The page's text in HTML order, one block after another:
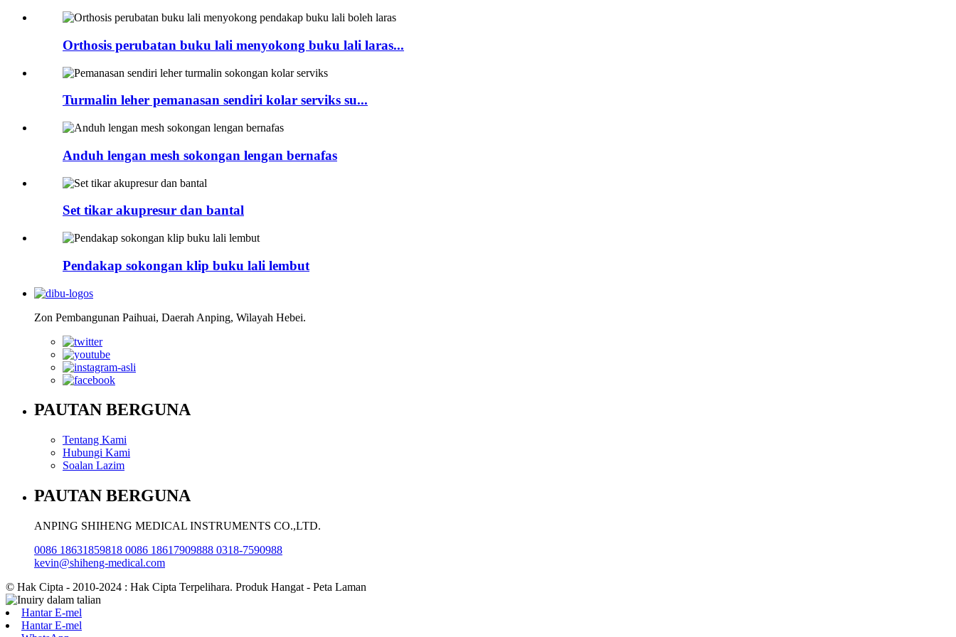
Orthosis perubatan buku lali menyokong buku lali laras...
Turmalin leher pemanasan sendiri kolar serviks su...
Anduh lengan mesh sokongan lengan bernafas
Set tikar akupresur dan bantal
Pendakap sokongan klip buku lali lembut
Zon Pembangunan Paihuai, Daerah Anping, Wilayah Hebei.
PAUTAN BERGUNA
Tentang Kami
Hubungi Kami
Soalan Lazim
PAUTAN BERGUNA
ANPING SHIHENG MEDICAL INSTRUMENTS CO.,LTD.
0086 18631859818 0086 18617909888 0318-7590988
kevin@shiheng-medical.com
© Hak Cipta - 2010-2024 : Hak Cipta Terpelihara. Produk Hangat - Peta Laman
Hantar E-mel
Hantar E-mel